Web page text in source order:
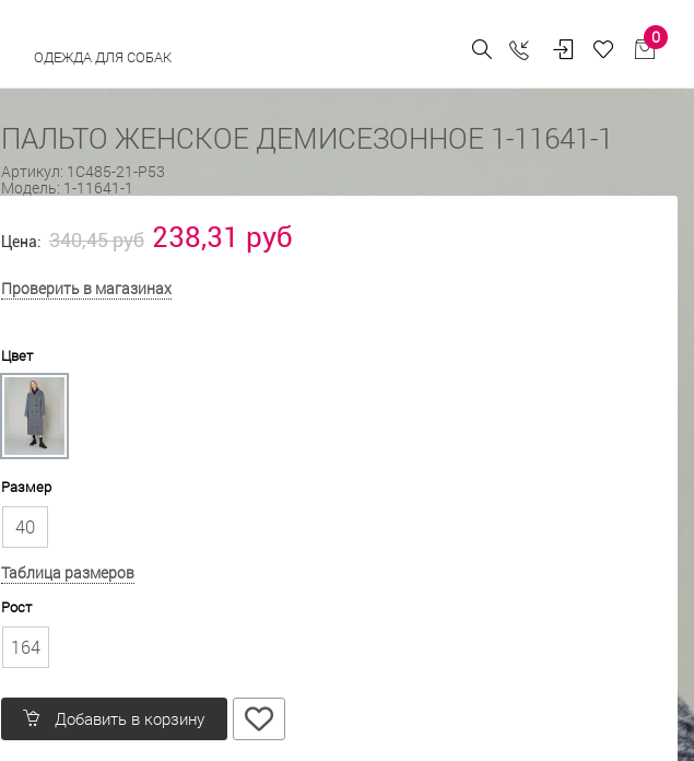
ОДЕЖДА ДЛЯ СОБАК
0
ПАЛЬТО ЖЕНСКОЕ ДЕМИСЕЗОННОЕ 1-11641-1
Артикул: 1С485-21-Р53
Модель: 1-11641-1
Цена: 340,45 руб 238,31 руб
Проверить в магазинах
Цвет
Размер
40
Таблица размеров
Рост
164
Добавить в корзину